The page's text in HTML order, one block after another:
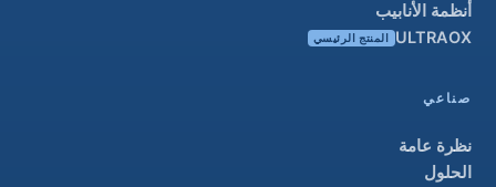
أنظمة الأنابيب
ULTRAOX المنتج الرئيسي
صناعي
نظرة عامة
الحلول